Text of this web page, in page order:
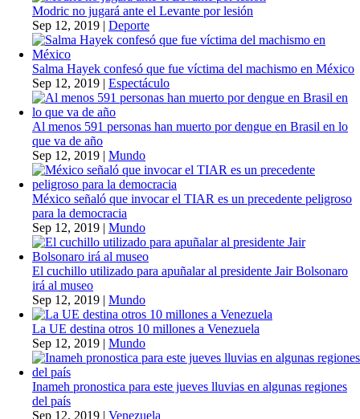
Modric no jugará ante el Levante por lesión
Sep 12, 2019 | Deporte
Salma Hayek confesó que fue víctima del machismo en México
Sep 12, 2019 | Espectáculo
Al menos 591 personas han muerto por dengue en Brasil en lo
que va de año
Sep 12, 2019 | Mundo
México señaló que invocar el TIAR es un precedente peligroso
para la democracia
Sep 12, 2019 | Mundo
El cuchillo utilizado para apuñalar al presidente Jair Bolsonaro
irá al museo
Sep 12, 2019 | Mundo
La UE destina otros 10 millones a Venezuela
Sep 12, 2019 | Mundo
Inameh pronostica para este jueves lluvias en algunas regiones
del país
Sep 12, 2019 | Venezuela